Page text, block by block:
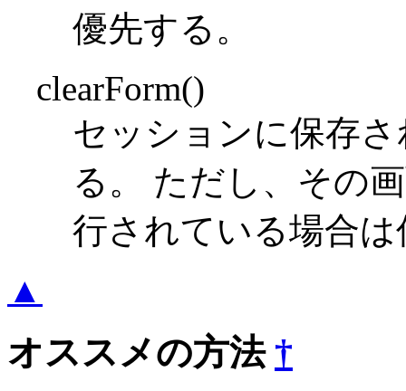
優先する。
clearForm()
セッションに保存
る。 ただし、その
行されている場合
▲
オススメの方法 †